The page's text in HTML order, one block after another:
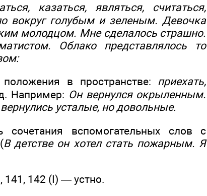
казаться, являться, считаться,
вокруг голубым и зеленым. Девочка
молодцом. Мне сделалось страшно.
. Облако представлялось то
:
в пространстве: приехать,
Например: Он вернулся окрыленным.
вернулись усталые, но довольные.
сочетания вспомогательных слов с
В детстве он хотел стать пожарным. Я
141, 142 (I) — устно.